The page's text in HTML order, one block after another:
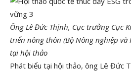
Ông Lê Đức Thịnh, Cục trưởng Cục
triển nông thôn (Bộ Nông nghiệp
tại hội thảo
Phát biểu tại hội thảo, ông Lê Đức